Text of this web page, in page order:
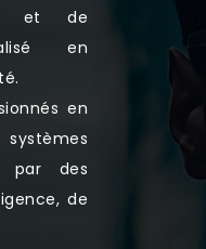
et de
en
en
par des
de